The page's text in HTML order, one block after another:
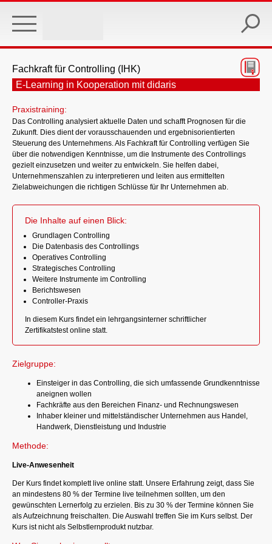
main
Fachkraft für Controlling (IHK)
E-Learning in Kooperation mit didaris
Praxistraining:
Das Controlling analysiert aktuelle Daten und schafft Prognosen für die
Zukunft. Dies dient der vorausschauenden und ergebnisorientierten
Steuerung des Unternehmens. Als Fachkraft für Controlling verfügen Sie
über die notwendigen Kenntnisse, um die Instrumente des Controllings
gezielt einzusetzen und weiter zu entwickeln. Sie helfen dabei,
Unternehmenszahlen zu interpretieren und leiten aus ermittelten
Zielabweichungen die richtigen Schlüsse für Ihr Unternehmen ab.
Die Inhalte auf einen Blick:
Grundlagen Controlling
Die Datenbasis des Controllings
Operatives Controlling
Strategisches Controlling
Weitere Instrumente im Controlling
Berichtswesen
Controller-Praxis
In diesem Kurs findet ein lehrgangsinterner schriftlicher
Zertifikatstest online statt.
Zielgruppe:
Einsteiger in das Controlling, die sich umfassende Grundkenntnisse
aneignen wollen
Fachkräfte aus den Bereichen Finanz- und Rechnungswesen
Inhaber kleiner und mittelständischer Unternehmen aus Handel,
Handwerk, Dienstleistung und Industrie
Methode:
Live-Anwesenheit
Der Kurs findet komplett live online statt. Unsere Erfahrung zeigt, dass Sie
an mindestens 80 % der Termine live teilnehmen sollten, um den
gewünschten Lernerfolg zu erzielen. Bis zu 30 % der Termine können Sie
als Aufzeichnung freischalten. Die Auswahl treffen Sie im Kurs selbst. Der
Kurs ist nicht als Selbstlernprodukt nutzbar.